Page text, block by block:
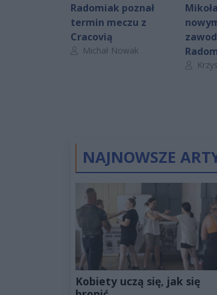
Radomiak poznał
termin meczu z
Cracovią
Autor artykułu:
Michał Nowak
Autor
NAJNOWSZE
Kobiety uczą się, jak się